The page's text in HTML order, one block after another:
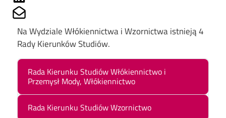
Na Wydziale Włókiennictwa i Wzornictwa istnieją 4
Rady Kierunków Studiów.
Rada Kierunku Studiów Włókiennictwo i
Przemysł Mody, Włókiennictwo
Rada Kierunku Studiów Wzornictwo